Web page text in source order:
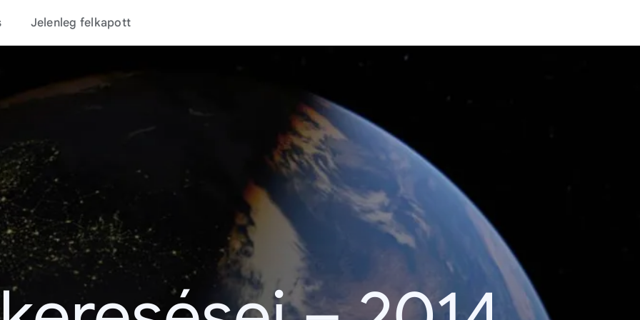
Jelenleg felkapott